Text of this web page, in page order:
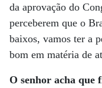
da aprovação do
perceberem que o
baixos, vamos ter a
bom em matéria de
O senhor acha que